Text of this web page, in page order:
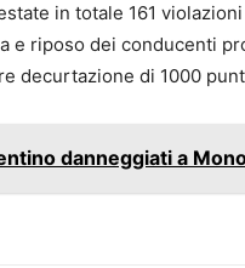
in totale 161
e riposo dei conducenti
decurtazione di 1000
danneggiati a